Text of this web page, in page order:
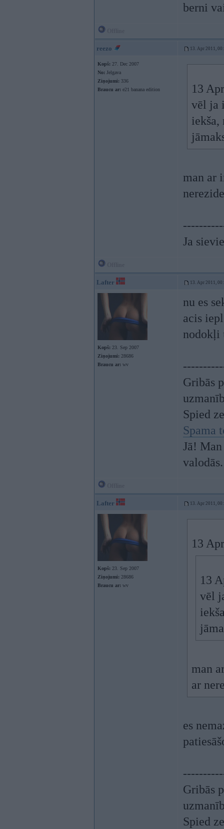
berni
reezo 13. Apr 2011,
Kopš: 27. Dec 2007
No: Jelgava
Ziņojumi: 336
Braucu ar: e21 banana edition
13
vēl ja
iekša,
man ar
Ja
Lafter 13. Apr 2011,
Kopš: 23. Sep 2007
Ziņojumi: 28686
Braucu ar: wv
nu es
acis
nodokļi
Gribās
Spied
Spama
Jā!
valodās.
Lafter 13. Apr 2011,
Kopš: 23. Sep 2007
Ziņojumi: 28686
Braucu ar: wv
13
13
vēl
man
ar
es
Gribās
Spied